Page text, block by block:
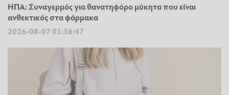
ΗΠΑ: Συναγερμός για θανατηφόρο μύκητα που είναι
ανθεκτικός στα φάρμακα
2026-08-07 03:36:47